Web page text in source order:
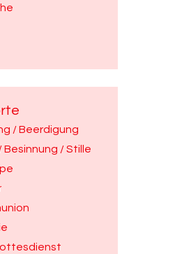
/ Beerdigung
/ Stille